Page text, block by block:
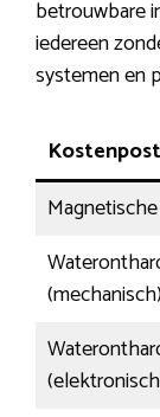
betrouwbare
iedereen
systemen en
Kostenpost
(mechanisch)